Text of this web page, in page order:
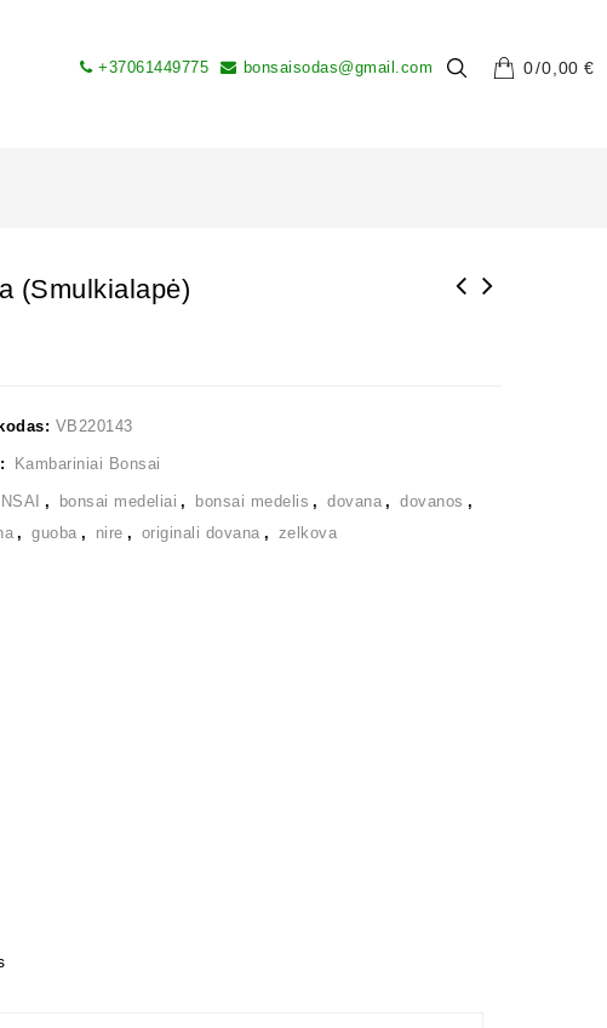
0 0,00€
+37061449775 bonsaisodas@gmail.com
(smulkialapė)
VB220143
Kambariniai Bonsai
, bonsai medeliai , bonsai medelis , dovana , dovanos ,
, guoba , nire , originali dovana , zelkova